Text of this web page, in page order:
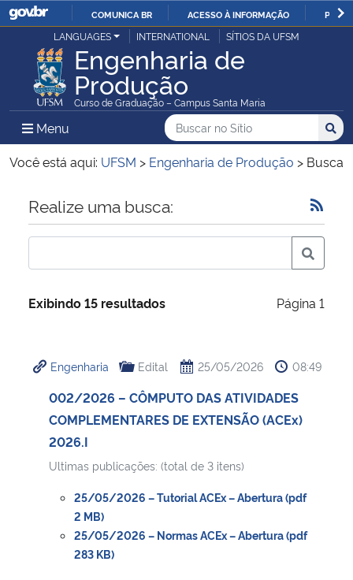
IR
PARA
O
CONTEÚDO
COMUNICA BR ACESSO À INFORMAÇÃO
Ministério da Justiça e Segurança Pública
Ministério da Defesa
Ministério das Relações Exteriores
Ministério da Economia
Ministério da Infraestrutura
Ministério da Cidadania
Ministério de Minas e Energia
Ministério da Ciência, Tecnologia, Inovações e Comunicações
Ministério do Meio Ambiente
LANGUAGES INTERNATIONAL SÍTIOS DA UFSM
Engenharia de
Produção
Curso de Graduação – Campus Santa Maria
Menu Menu Principal do Sítio
Busca
Buscar no no Sítio
Busca:
Você está aqui: UFSM > Engenharia de Produção > Busca
Início do conteúdo
Realize uma busca:
Exibindo 15 resultados Página 1
Engenharia Edital 25/05/2026 08:49
002/2026 – CÔMPUTO DAS ATIVIDADES
COMPLEMENTARES DE EXTENSÃO (ACEx)
2026.I
Ultimas publicações: (total de 3 itens)
25/05/2026 – Tutorial ACEx – Abertura (pdf
2 MB)
25/05/2026 – Normas ACEx – Abertura (pdf
283 KB)